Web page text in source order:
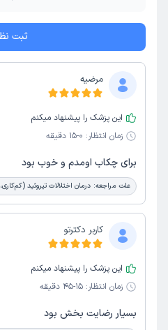
ثبت
مرضیه
این پزشک را پیشنهاد میکنم
زمان انتظار: 0-15 دقیقه
برای چکاب اومدم و خوب بود
علت مراجعه: درمان اختلالات تیروئید
کاربر دکترتو
این پزشک را پیشنهاد میکنم
زمان انتظار: 15-45 دقیقه
بسیار رضایت بخش بود